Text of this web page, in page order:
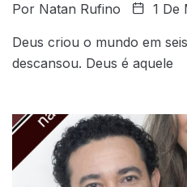
Por Natan Rufino 1 De
Deus criou o mundo em
descansou. Deus é aquele